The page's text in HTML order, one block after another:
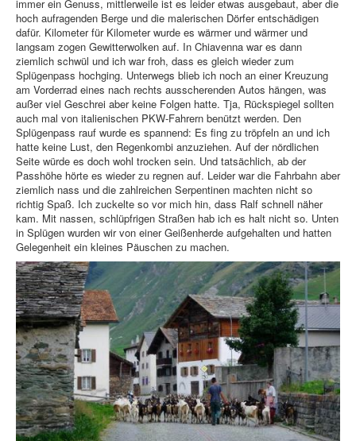
immer ein Genuss, mittlerweile ist es leider etwas ausgebaut, aber die
hoch aufragenden Berge und die malerischen Dörfer entschädigen
dafür. Kilometer für Kilometer wurde es wärmer und wärmer und
langsam zogen Gewitterwolken auf. In Chiavenna war es dann
ziemlich schwül und ich war froh, dass es gleich wieder zum
Splügenpass hochging. Unterwegs blieb ich noch an einer Kreuzung
am Vorderrad eines nach rechts ausscherenden Autos hängen, was
außer viel Geschrei aber keine Folgen hatte. Tja, Rückspiegel sollten
auch mal von italienischen PKW-Fahrern benützt werden. Den
Splügenpass rauf wurde es spannend: Es fing zu tröpfeln an und ich
hatte keine Lust, den Regenkombi anzuziehen. Auf der nördlichen
Seite würde es doch wohl trocken sein. Und tatsächlich, ab der
Passhöhe hörte es wieder zu regnen auf. Leider war die Fahrbahn aber
ziemlich nass und die zahlreichen Serpentinen machten nicht so
richtig Spaß. Ich zuckelte so vor mich hin, dass Ralf schnell näher
kam. Mit nassen, schlüpfrigen Straßen hab ich es halt nicht so. Unten
in Splügen wurden wir von einer Geißenherde aufgehalten und hatten
Gelegenheit ein kleines Päuschen zu machen.